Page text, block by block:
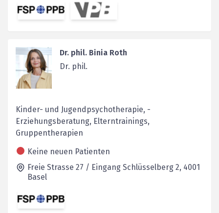
Dr. phil. Binia Roth
Dr. phil.
Kinder- und Jugendpsychotherapie, ­
Erziehungsberatung, Elterntrainings,
Gruppentherapien
Keine neuen Patienten
Freie Strasse 27 / Eingang Schlüsselberg 2, 4001
Basel